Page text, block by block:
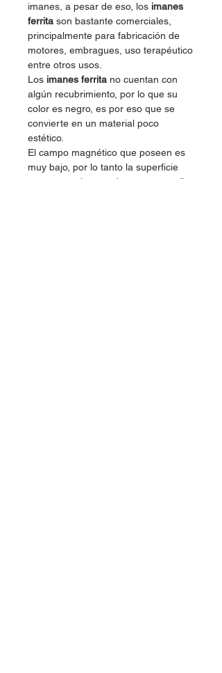
imanes, a pesar de eso, los imanes
ferrita son bastante comerciales,
principalmente para fabricación de
motores, embragues, uso terapéutico
entre otros usos.
Los imanes ferrita no cuentan con
algún recubrimiento, por lo que su
color es negro, es por eso que se
convierte en un material poco
estético.
El campo magnético que poseen es
muy bajo, por lo tanto la superficie
que se requiere es de mayor tamaño